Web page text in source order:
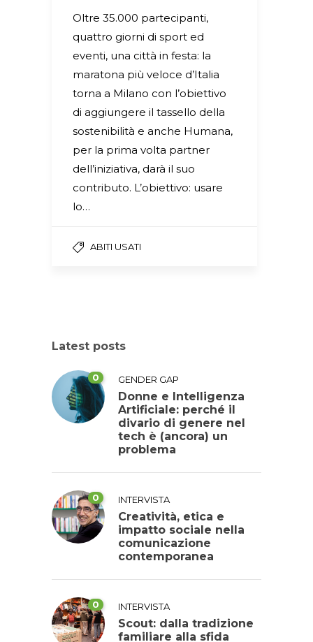
Oltre 35.000 partecipanti,
quattro giorni di sport ed
eventi, una città in festa: la
maratona più veloce d’Italia
torna a Milano con l’obiettivo
di aggiungere il tassello della
sostenibilità e anche Humana,
per la prima volta partner
dell’iniziativa, darà il suo
contributo. L’obiettivo: usare
lo…
ABITI USATI
Latest posts
0 GENDER GAP
Donne e Intelligenza
Artificiale: perché il
divario di genere nel
tech è (ancora) un
problema
0 INTERVISTA
Creatività, etica e
impatto sociale nella
comunicazione
contemporanea
0 INTERVISTA
Scout: dalla tradizione
familiare alla sfida